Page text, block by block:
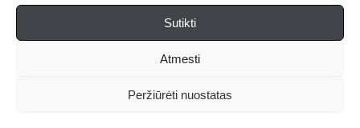
Sutikti
Atmesti
Peržiūrėti nuostatas
Apie mus Redakcija Prenumerata